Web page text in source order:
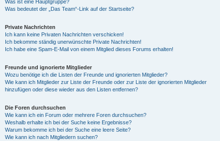
Was ist eine Hauptgruppe?
Was bedeutet der „Das Team“-Link auf der Startseite?
Private Nachrichten
Ich kann keine Privaten Nachrichten verschicken!
Ich bekomme ständig unerwünschte Private Nachrichten!
Ich habe eine Spam-E-Mail von einem Mitglied dieses Forums erhalten!
Freunde und ignorierte Mitglieder
Wozu benötige ich die Listen der Freunde und ignorierten Mitglieder?
Wie kann ich Mitglieder zur Liste der Freunde oder zur Liste der ignorierten Mitglieder
hinzufügen oder diese wieder aus den Listen entfernen?
Die Foren durchsuchen
Wie kann ich ein Forum oder mehrere Foren durchsuchen?
Weshalb erhalte ich bei der Suche keine Ergebnisse?
Warum bekomme ich bei der Suche eine leere Seite?
Wie kann ich nach Mitgliedern suchen?